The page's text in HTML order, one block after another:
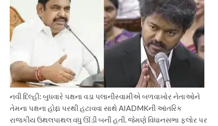
નવી દિલ્હી: બુધવારે પક્ષના વડા પલાનીસ્વામીએ બળવાખોર નેતાઓને
તેમના પક્ષના હોદ્દા પરથી હટાવવા સાથે AIADMKની આંતરિક
રાજકીય ઉથલપાથલ વધુ ઊંડી બની હતી. જેમણે વિધાનસભા ફ્લોર પર